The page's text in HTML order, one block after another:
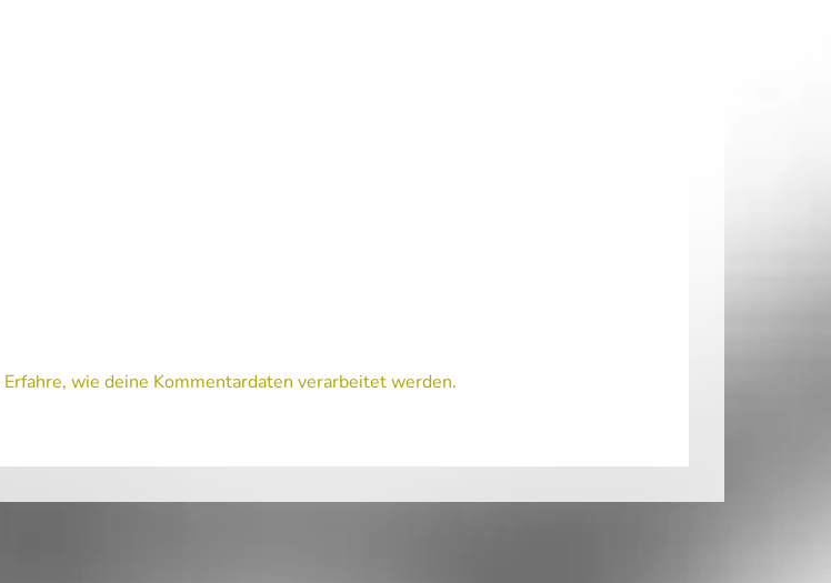
Erfahre, wie deine Kommentardaten verarbeitet werden.